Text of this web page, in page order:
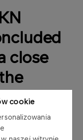
cookie
close
Board